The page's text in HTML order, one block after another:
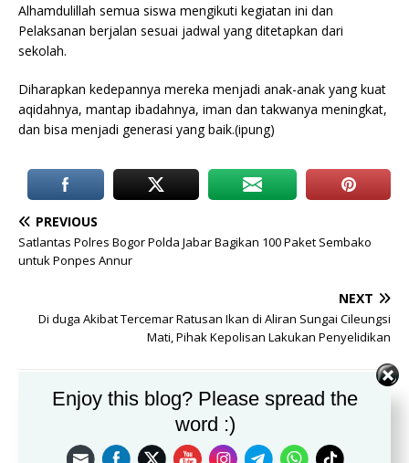
Alhamdulillah semua siswa mengikuti kegiatan ini dan
Pelaksanan berjalan sesuai jadwal yang ditetapkan dari
sekolah.
Diharapkan kedepannya mereka menjadi anak-anak yang kuat
aqidahnya, mantap ibadahnya, iman dan takwanya meningkat,
dan bisa menjadi generasi yang baik.(ipung)
PREVIOUS
Satlantas Polres Bogor Polda Jabar Bagikan 100 Paket Sembako
untuk Ponpes Annur
NEXT
Di duga Akibat Tercemar Ratusan Ikan di Aliran Sungai Cileungsi
Mati, Pihak Kepolisan Lakukan Penyelidikan
BE THE FIRST TO COMMENT
Leave a Reply
Enjoy this blog? Please spread the
word :)